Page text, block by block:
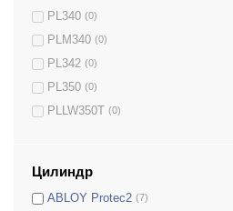
PL340 (0)
PLM340 (0)
PL342 (0)
PL350 (0)
PLLW350T (0)
(0)
G47P (0)
Цилиндр
ABLOY Protec2 (7)